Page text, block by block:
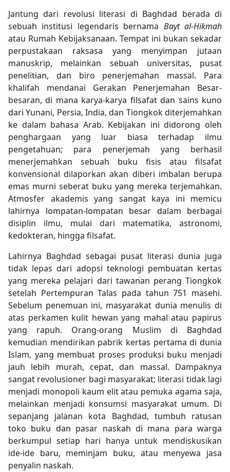
Jantung dari revolusi literasi di Baghdad berada di
sebuah institusi legendaris bernama Bayt al-Hikmah
atau Rumah Kebijaksanaan. Tempat ini bukan sekadar
perpustakaan raksasa yang menyimpan jutaan
manuskrip, melainkan sebuah universitas, pusat
penelitian, dan biro penerjemahan massal. Para
khalifah mendanai Gerakan Penerjemahan Besar-
besaran, di mana karya-karya filsafat dan sains kuno
dari Yunani, Persia, India, dan Tiongkok diterjemahkan
ke dalam bahasa Arab. Kebijakan ini didorong oleh
penghargaan yang luar biasa terhadap ilmu
pengetahuan; para penerjemah yang berhasil
menerjemahkan sebuah buku fisis atau filsafat
konvensional dilaporkan akan diberi imbalan berupa
emas murni seberat buku yang mereka terjemahkan.
Atmosfer akademis yang sangat kaya ini memicu
lahirnya lompatan-lompatan besar dalam berbagai
disiplin ilmu, mulai dari matematika, astronomi,
kedokteran, hingga filsafat.
Lahirnya Baghdad sebagai pusat literasi dunia juga
tidak lepas dari adopsi teknologi pembuatan kertas
yang mereka pelajari dari tawanan perang Tiongkok
setelah Pertempuran Talas pada tahun 751 masehi.
Sebelum penemuan ini, masyarakat dunia menulis di
atas perkamen kulit hewan yang mahal atau papirus
yang rapuh. Orang-orang Muslim di Baghdad
kemudian mendirikan pabrik kertas pertama di dunia
Islam, yang membuat proses produksi buku menjadi
jauh lebih murah, cepat, dan massal. Dampaknya
sangat revolusioner bagi masyarakat; literasi tidak lagi
menjadi monopoli kaum elit atau pemuka agama saja,
melainkan menjadi konsumsi masyarakat umum. Di
sepanjang jalanan kota Baghdad, tumbuh ratusan
toko buku dan pasar naskah di mana para warga
berkumpul setiap hari hanya untuk mendiskusikan
ide-ide baru, meminjam buku, atau menyewa jasa
penyalin naskah.